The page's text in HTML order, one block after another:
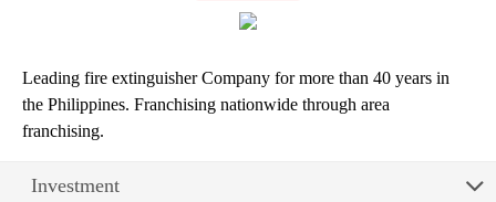
Leading fire extinguisher Company for more than 40 years in
the Philippines. Franchising nationwide through area
franchising.
Investment